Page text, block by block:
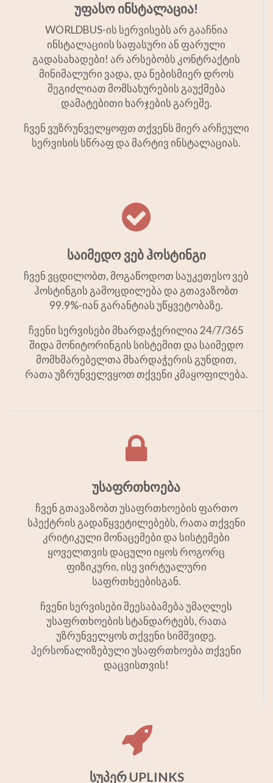
უფასო ინსტალაცია!
WORLDBUS-ის სერვისებს არ გააჩნია
ინსტალაციის საფასური ან ფარული
გადასახადები! არ არსებობს კონტრაქტის
მინიმალური ვადა, და ნებისმიერ დროს
შეგიძლიათ მომსახურების გაუქმება
დამატებითი ხარჯების გარეშე.
ჩვენ ვუზრუნველყოფთ თქვენს მიერ არჩეული
სერვისის სწრაფ და მარტივ ინსტალაციას.
საიმედო ვებ ჰოსტინგი
ჩვენ ვცდილობთ, მოგაწოდოთ საუკეთესო ვებ
ჰოსტინგის გამოცდილება და გთავაზობთ
99.9%-იან გარანტიას უწყვეტობაზე.
ჩვენი სერვისები მხარდაჭერილია 24/7/365
შიდა მონიტორინგის სისტემით და საიმედო
მომხმარებელთა მხარდაჭერის გუნდით,
რათა უზრუნველვყოთ თქვენი კმაყოფილება.
უსაფრთხოება
ჩვენ გთავაზობთ უსაფრთხოების ფართო
სპექტრის გადაწყვეტილებებს, რათა თქვენი
კრიტიკული მონაცემები და სისტემები
ყოველთვის დაცული იყოს როგორც
ფიზიკური, ისე ვირტუალური
საფრთხეებისგან.
ჩვენი სერვისები შეესაბამება უმაღლეს
უსაფრთხოების სტანდარტებს, რათა
უზრუნველყოს თქვენი სიმშვიდე.
პერსონალიზებული უსაფრთხოება თქვენი
დაცვისთვის!
სუპერ UPLINKS